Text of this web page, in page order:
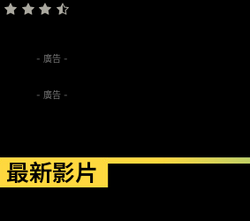
- 廣告 -
- 廣告 -
最新影片